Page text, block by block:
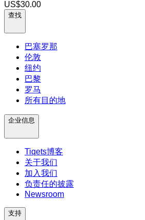
US$30.00
查找
巴塞罗那
伦敦
纽约
巴黎
罗马
所有目的地
企业信息
Tiqets博客
关于我们
加入我们
负责任的披露
Newsroom
支持